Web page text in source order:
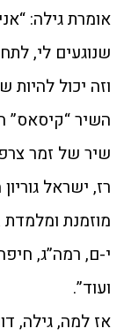
אומרת גילה:
שנוגעים לי,
וזה יכול
השיר “קיסאס”
שיר של זמר
רז, ישראל
מוזמנת
י-ם, רמה”ג,
ועוד”.
אז למה, גילה,